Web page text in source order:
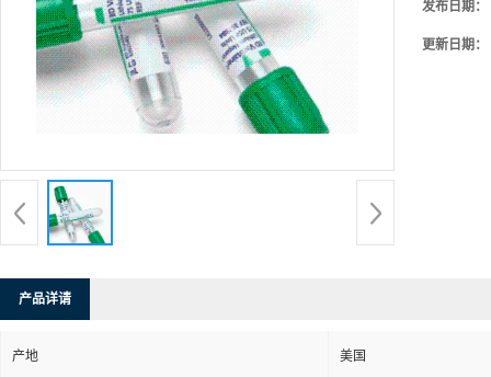
发布日期：
更新日期：
产品详请
产地 美国